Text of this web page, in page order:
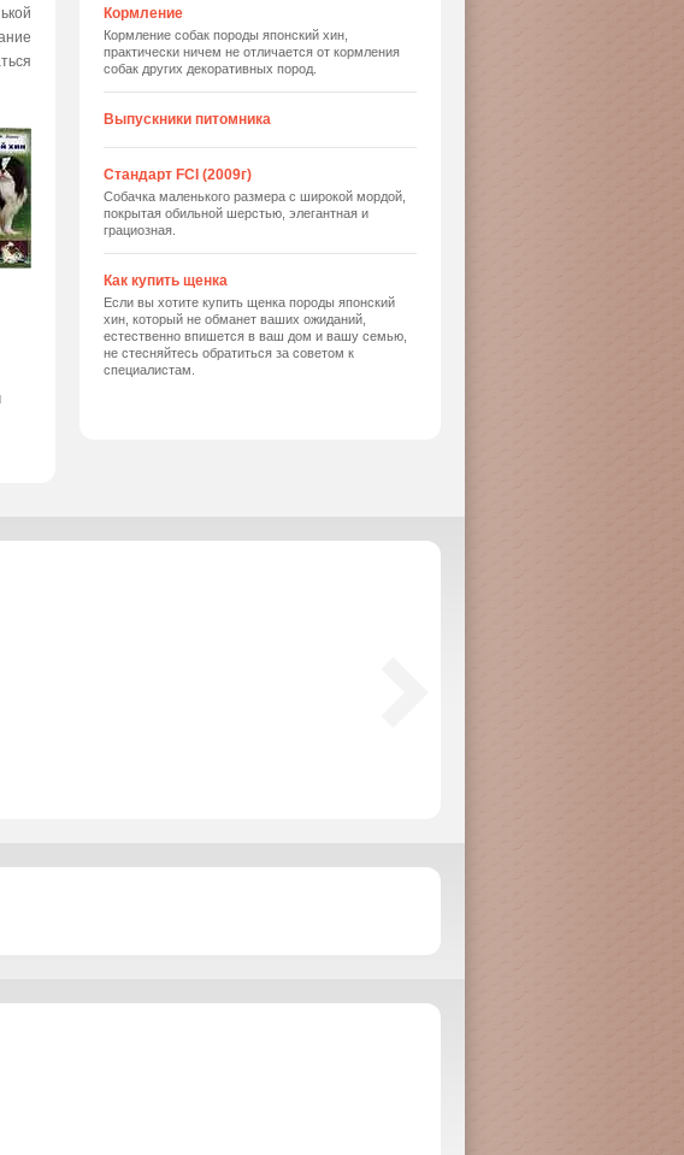
Кормление
Кормление собак породы японский хин,
практически ничем не отличается от кормления
собак других декоративных пород.
Выпускники питомника
Стандарт FCI (2009г)
Собачка маленького размера с широкой мордой,
покрытая обильной шерстью, элегантная и
грациозная.
Как купить щенка
Если вы хотите купить щенка породы японский
хин, который не обманет ваших ожиданий,
естественно впишется в ваш дом и вашу семью,
не стесняйтесь обратиться за советом к
специалистам.